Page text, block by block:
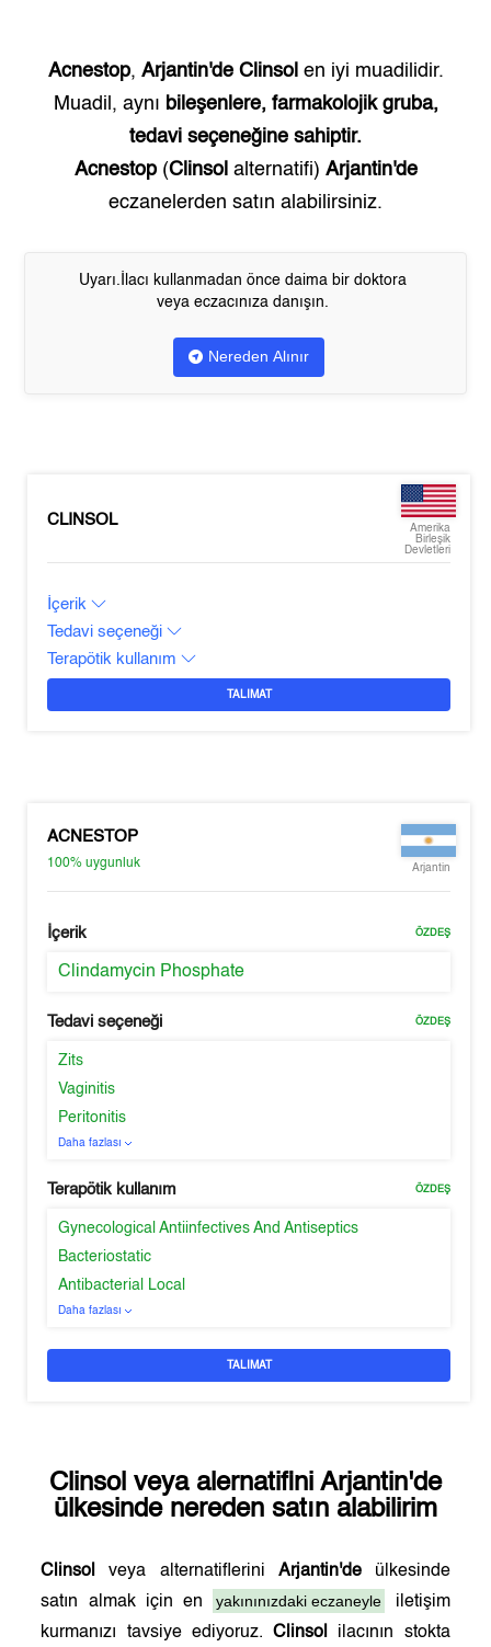
Acnestop, Arjantin'de Clinsol en iyi muadilidir.
Muadil, aynı bileşenlere, farmakolojik gruba,
tedavi seçeneğine sahiptir.
Acnestop(Clinsol alternatifi) Arjantin'de
eczanelerden satın alabilirsiniz.
Uyarı.İlacı kullanmadan önce daima bir doktora
veya eczacınıza danışın.
Nereden Alınır
CLINSOL
Amerika
Birleşik
Devletleri
İçerik
Tedavi seçeneği
Terapötik kullanım
TALIMAT
ACNESTOP
100%uygunluk Arjantin
İçerik ÖZDEŞ
Clindamycin Phosphate
Tedavi seçeneği ÖZDEŞ
Zits
Vaginitis
Peritonitis
Daha fazlası
Terapötik kullanım ÖZDEŞ
Gynecological Antiinfectives And Antiseptics
Bacteriostatic
Antibacterial Local
Daha fazlası
TALIMAT
Clinsol veya alernatifini Arjantin'de
ülkesinde nereden satın alabilirim
Clinsol veya alternatiflerini Arjantin'deülkesinde
satın almak için en
yakınınızdaki eczaneyle
iletişim
kurmanızı tavsiye ediyoruz.Clinsol ilacının stokta